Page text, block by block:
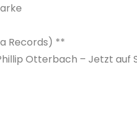
Records) **
Otterbach – Jetzt